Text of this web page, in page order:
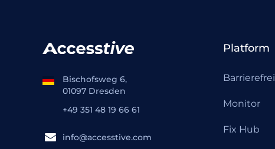
Bischofsweg 6,
01097 Dresden
+49 351 48 19 66 61
info@accesstive.com
Platform
Monitor
Fix Hub